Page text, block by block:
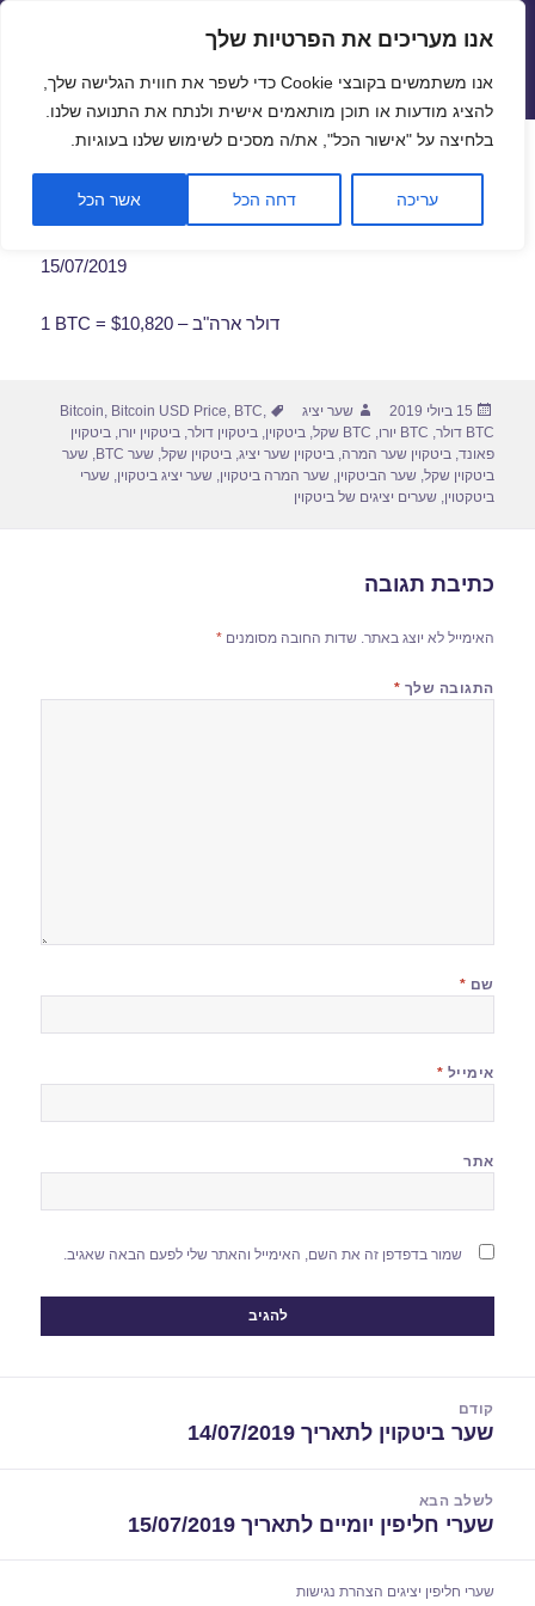
פתח
אנו מעריכים את הפרטיות שלך
אנו משתמשים בקובצי Cookie כדי לשפר את חווית הגלישה שלך,
להציג מודעות או תוכן מותאמים אישית ולנתח את התנועה שלנו.
בלחיצה על "אישור הכל", את/ה מסכים לשימוש שלנו בעוגיות.
עריכה דחה הכל אשר הכל
שערי חליפין יציגים – שער יציג
תפריטים
ווידג'טים
שער ביטקוין לתאריך 15/07/2019
15/07/2019
1 BTC = $10,820 – דולר ארה"ב
פורסם
בתאריך
15 ביולי 2019 מחבר
שער יציג תגיות Bitcoin, Bitcoin USD Price, BTC,
BTC דולר
, BTC יורו , BTC שקל ,ביטקוין,ביטקוין דולר,ביטקוין יורו,ביטקוין
פאונד,ביטקוין שער המרה,ביטקוין שער יציג,ביטקוין שקל,שער BTC ,שער
ביטקוין שקל,שער הביטקוין,שער המרה ביטקוין,שער יציג ביטקוין,שערי
ביטקטוין,שערים יציגים של ביטקוין
כתיבת תגובה
האימייל לא יוצג באתר. שדות החובה מסומנים*
התגובה שלך *
שם *
אימייל *
אתר
שמור בדפדפן זה את השם, האימייל והאתר שלי לפעם הבאה שאגיב.
קודם
הפוסט
שער ביטקוין לתאריך 14/07/2019
לשלב הבא
הפוסט
שערי חליפין יומיים לתאריך 15/07/2019
שערי חליפין יציגים הצהרת נגישות